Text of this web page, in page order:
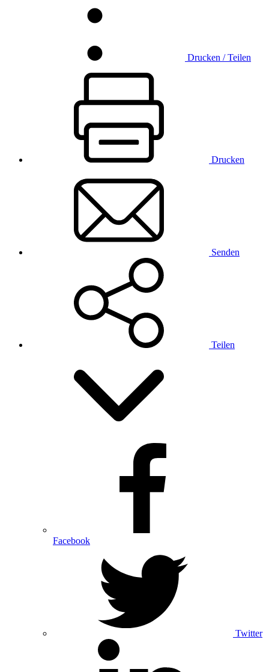
Drucken / Teilen
Drucken
Senden
Teilen
Facebook
Twitter